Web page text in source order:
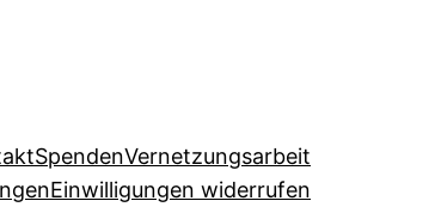
SpendenVernetzungsarbeit
Einwilligungen widerrufen